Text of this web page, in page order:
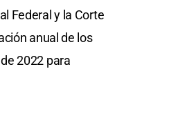
Federal y la Corte
anual de los
2022 para